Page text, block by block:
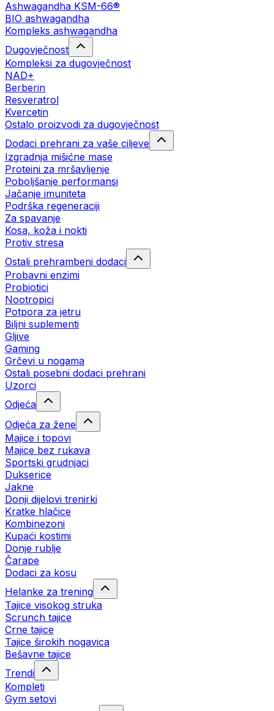
Ashwagandha KSM-66®
BIO ashwagandha
Kompleks ashwagandha
Dugovječnost
Kompleksi za dugovječnost
NAD+
Berberin
Resveratrol
Kvercetin
Ostalo proizvodi za dugovječnost
Dodaci prehrani za vaše ciljeve
Izgradnja mišićne mase
Proteini za mršavljenje
Poboljšanje performansi
Jačanje imuniteta
Podrška regeneraciji
Za spavanje
Kosa, koža i nokti
Protiv stresa
Ostali prehrambeni dodaci
Probavni enzimi
Probiotici
Nootropici
Potpora za jetru
Biljni suplementi
Gljive
Gaming
Grčevi u nogama
Ostali posebni dodaci prehrani
Uzorci
Odjeća
Odjeća za žene
Majice i topovi
Majice bez rukava
Sportski grudnjaci
Dukserice
Jakne
Donji dijelovi trenirki
Kratke hlačice
Kombinezoni
Kupaći kostimi
Donje rublje
Čarape
Dodaci za kosu
Helanke za trening
Tajice visokog struka
Scrunch tajice
Crne tajice
Tajice širokih nogavica
Bešavne tajice
Trendi
Kompleti
Gym setovi